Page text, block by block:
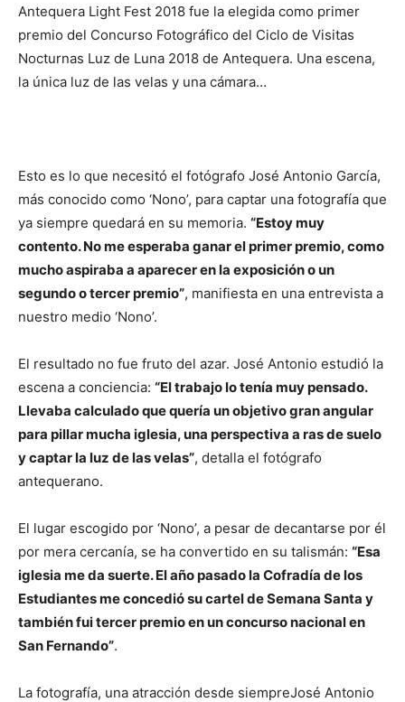
Antequera Light Fest 2018 fue la elegida como primer
premio del Concurso Fotográfico del Ciclo de Visitas
Nocturnas Luz de Luna 2018 de Antequera. Una escena,
la única luz de las velas y una cámara…
Esto es lo que necesitó el fotógrafo José Antonio García,
más conocido como ‘Nono’, para captar una fotografía que
ya siempre quedará en su memoria. “Estoy muy
contento. No me esperaba ganar el primer premio, como
mucho aspiraba a aparecer en la exposición o un
segundo o tercer premio”, manifiesta en una entrevista a
nuestro medio ‘Nono’.
El resultado no fue fruto del azar. José Antonio estudió la
escena a conciencia: “El trabajo lo tenía muy pensado.
Llevaba calculado que quería un objetivo gran angular
para pillar mucha iglesia, una perspectiva a ras de suelo
y captar la luz de las velas”, detalla el fotógrafo
antequerano.
El lugar escogido por ‘Nono’, a pesar de decantarse por él
por mera cercanía, se ha convertido en su talismán: “Esa
iglesia me da suerte. El año pasado la Cofradía de los
Estudiantes me concedió su cartel de Semana Santa y
también fui tercer premio en un concurso nacional en
San Fernando”.
La fotografía, una atracción desde siempreJosé Antonio